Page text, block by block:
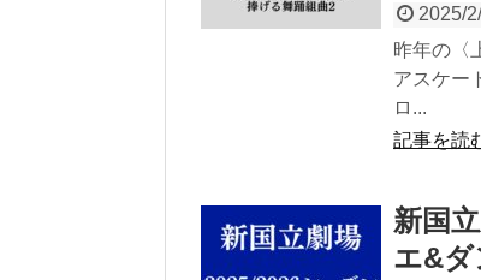
2025/
昨年の〈
アスケー
ロ...
記事を読
新国
エ&